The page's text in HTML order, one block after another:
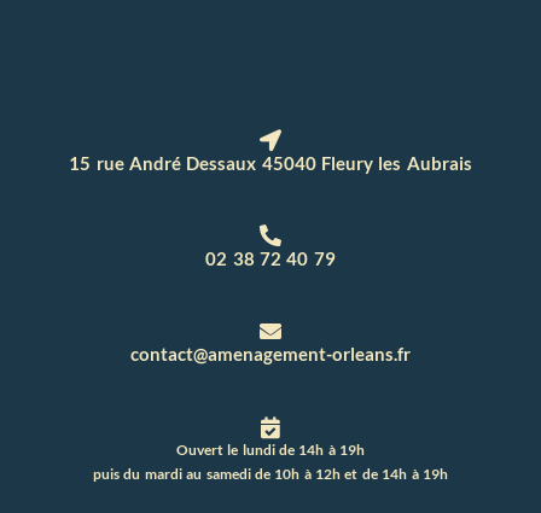
15 rue André Dessaux 45040 Fleury les Aubrais
02 38 72 40 79
contact@amenagement-orleans.fr
Ouvert le lundi de 14h à 19h
puis du mardi au samedi de 10h à 12h et de 14h à 19h